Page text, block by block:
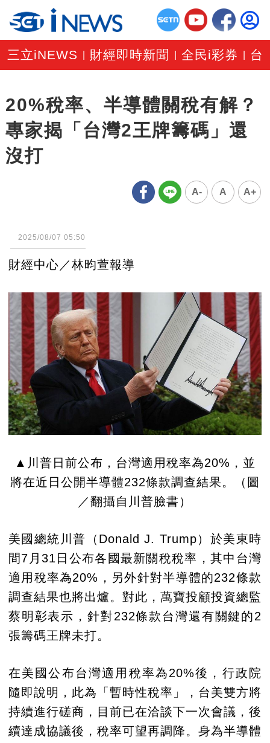
三立iNEWS 財經即時新聞 |全民i彩券 台
20%稅率、半導體關稅有解？
專家揭「台灣2王牌籌碼」還
沒打
A- A A+
2025/08/07 05:50
財經中心／林昀萱報導
▲川普日前公布，台灣適用稅率為20%，並
將在近日公開半導體232條款調查結果。（圖
／翻攝自川普臉書）
美國總統川普（Donald J. Trump）於美東時
間7月31日公布各國最新關稅稅率，其中台灣
適用稅率為20%，另外針對半導體的232條款
調查結果也將出爐。對此，萬寶投顧投資總監
蔡明彰表示，針對232條款台灣還有關鍵的2
張籌碼王牌未打。
在美國公布台灣適用稅率為20%後，行政院
隨即說明，此為「暫時性稅率」，台美雙方將
持續進行磋商，目前已在洽談下一次會議，後
續達成協議後，稅率可望再調降。身為半導體